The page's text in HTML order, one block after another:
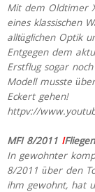
Mit dem Oldtimer
eines klassischen
alltäglichen Optik
Entgegen dem
Erstflug sogar
Modell musste
Eckert gehen!
httpv://
MFI 8/2011 I
In gewohnter
8/2011 über den
ihm gewohnt, hat